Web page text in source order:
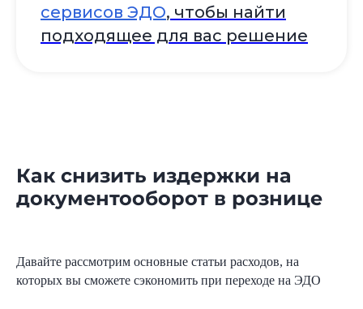
сервисов ЭДО, чтобы найти
подходящее для вас решение
Как снизить издержки на
документооборот в рознице
Давайте рассмотрим основные статьи расходов, на
которых вы сможете сэкономить при переходе на ЭДО
в соответствии сПолитикой